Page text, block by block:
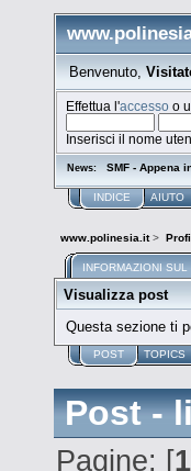
Benvenuto,
Effettua l'accesso o
Inserisci il nome
News: SMF - Appena
INDICE AIUTO
www.polinesia.it>
INFORMAZIONI SUL
Visualizza post
Questa sezione ti
POST TOPICS
Post -
Pagine: [1